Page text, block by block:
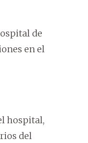
de
en el
hospital,
del